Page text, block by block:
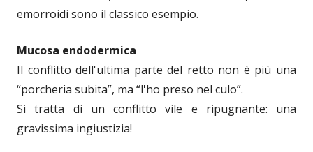
emorroidi sono il classico esempio.
Mucosa endodermica
Il conflitto dell'ultima parte del retto non è più una
“porcheria subita”, ma “l'ho preso nel culo”.
Si tratta di un conflitto vile e ripugnante: una
gravissima ingiustizia!